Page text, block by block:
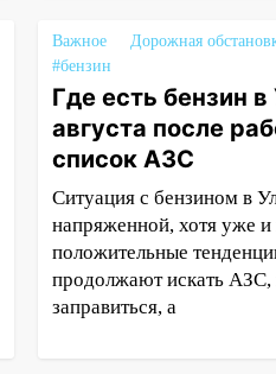
Важное Дорожная
#бензин
Где есть бензин
августа после
список АЗС
Ситуация с бензином в
напряженной, хотя уже и
положительные
продолжают искать АЗС,
заправиться, а